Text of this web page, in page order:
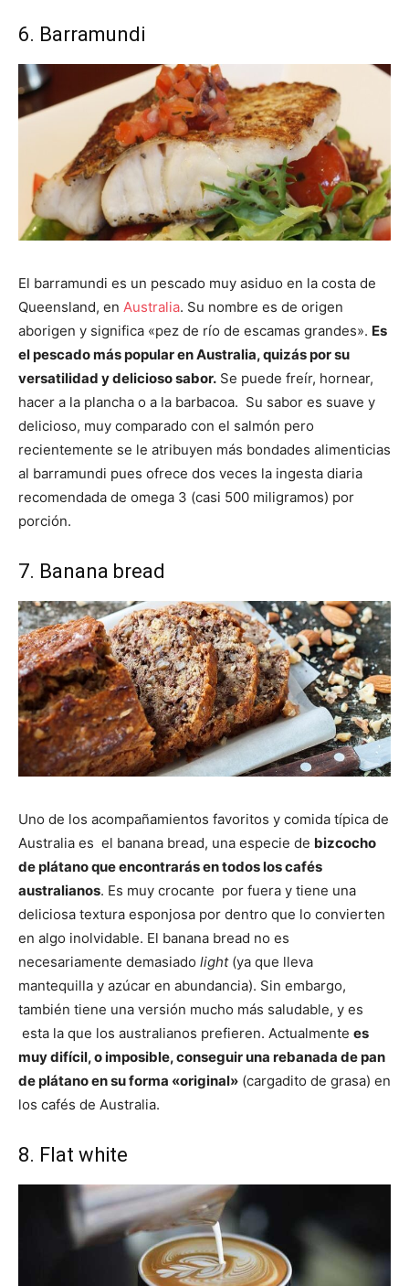
6. Barramundi
El barramundi es un pescado muy asiduo en la costa de
Queensland, en Australia. Su nombre es de origen
aborigen y significa «pez de río de escamas grandes». Es
el pescado más popular en Australia, quizás por su
versatilidad y delicioso sabor. Se puede freír, hornear,
hacer a la plancha o a la barbacoa. Su sabor es suave y
delicioso, muy comparado con el salmón pero
recientemente se le atribuyen más bondades alimenticias
al barramundi pues ofrece dos veces la ingesta diaria
recomendada de omega 3 (casi 500 miligramos) por
porción.
7. Banana bread
Uno de los acompañamientos favoritos y comida típica de
Australia es el banana bread, una especie de bizcocho
de plátano que encontrarás en todos los cafés
australianos. Es muy crocante por fuera y tiene una
deliciosa textura esponjosa por dentro que lo convierten
en algo inolvidable. El banana bread no es
necesariamente demasiado light(ya que lleva
mantequilla y azúcar en abundancia). Sin embargo,
también tiene una versión mucho más saludable, y es
esta la que los australianos prefieren. Actualmente es
muy difícil, o imposible, conseguir una rebanada de pan
de plátano en su forma «original» (cargadito de grasa) en
los cafés de Australia.
8. Flat white